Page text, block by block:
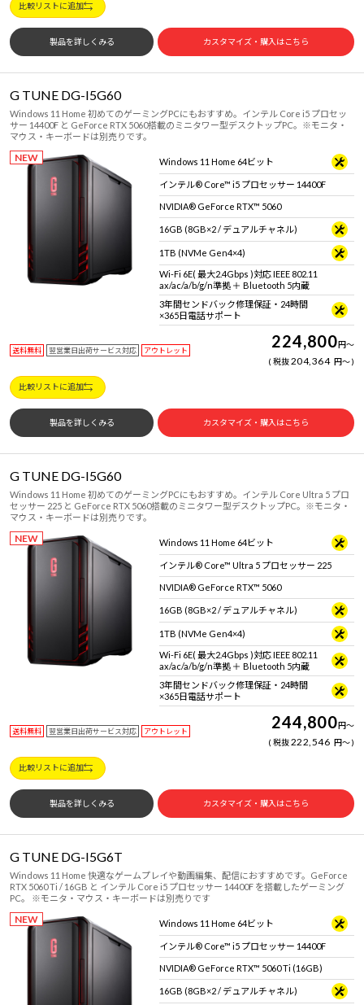
比較リストに追加
製品を詳しくみる カスタマイズ・購入はこちら
G TUNE DG-I5G60
Windows 11 Home 初めてのゲーミングPCにもおすすめ。インテル Core i5 プロセッ
サー 14400F と GeForce RTX 5060搭載のミニタワー型デスクトップPC。※モニタ・
マウス・キーボードは別売りです。
NEW Windows 11 Home 64ビット
インテル® Core™ i5 プロセッサー 14400F
NVIDIA® GeForce RTX™ 5060
16GB (8GB×2 / デュアルチャネル)
1TB (NVMe Gen4×4)
Wi-Fi 6E( 最大2.4Gbps )対応 IEEE 802.11
ax/ac/a/b/g/n準拠 ＋ Bluetooth 5内蔵
3年間センドバック修理保証・24時間
×365日電話サポート
送料無料 翌営業日出荷サービス対応 アウトレット 224,800円～
税抜204,364 円～
比較リストに追加
製品を詳しくみる カスタマイズ・購入はこちら
G TUNE DG-I5G60
Windows 11 Home 初めてのゲーミングPCにもおすすめ。インテル Core Ultra 5 プロ
セッサー 225 と GeForce RTX 5060搭載のミニタワー型デスクトップPC。※モニタ・
マウス・キーボードは別売りです。
NEW Windows 11 Home 64ビット
インテル® Core™ Ultra 5 プロセッサー 225
NVIDIA® GeForce RTX™ 5060
16GB (8GB×2 / デュアルチャネル)
1TB (NVMe Gen4×4)
Wi-Fi 6E( 最大2.4Gbps )対応 IEEE 802.11
ax/ac/a/b/g/n準拠 ＋ Bluetooth 5内蔵
3年間センドバック修理保証・24時間
×365日電話サポート
送料無料 翌営業日出荷サービス対応 アウトレット 244,800円～
税抜222,546 円～
比較リストに追加
製品を詳しくみる カスタマイズ・購入はこちら
G TUNE DG-I5G6T
Windows 11 Home 快適なゲームプレイや動画編集、配信におすすめです。GeForce
RTX 5060 Ti / 16GB と インテル Core i5 プロセッサー 14400F を搭載したゲーミング
PC。 ※モニタ・マウス・キーボードは別売りです
NEW Windows 11 Home 64ビット
インテル® Core™ i5 プロセッサー 14400F
NVIDIA® GeForce RTX™ 5060 Ti (16GB)
16GB (8GB×2 / デュアルチャネル)